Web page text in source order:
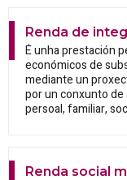
Renda de
É unha prestación
económicos de
mediante un
por un conxunto
persoal, familiar,
Renda social